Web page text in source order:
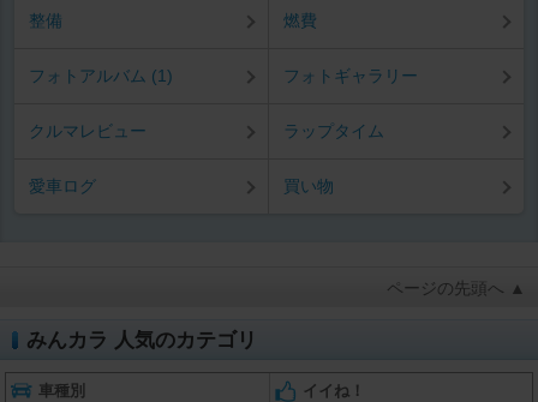
整備 燃費
フォトアルバム (1) フォトギャラリー
クルマレビュー ラップタイム
愛車ログ 買い物
ページの先頭へ ▲
みんカラ 人気のカテゴリ
車種別 イイね！